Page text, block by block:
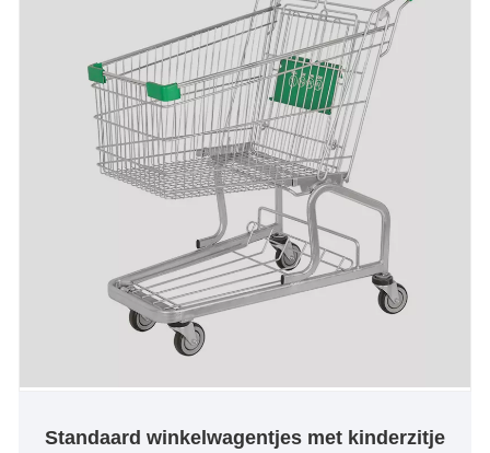
Standaard winkelwagentjes met kinderzitje